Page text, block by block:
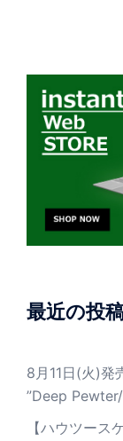
最近の投
8月11日(火)
”Deep
【ハウツー